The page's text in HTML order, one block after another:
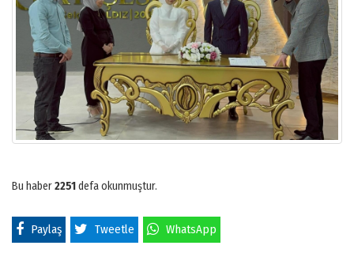
Bu haber2251defa okunmuştur.
Paylaş Tweetle WhatsApp